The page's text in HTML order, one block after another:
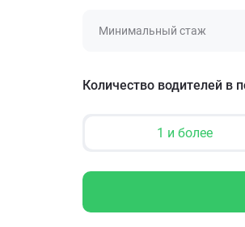
Минимальный стаж
Количество водителей в
1 и более